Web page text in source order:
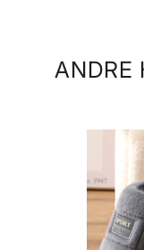
ANDRE